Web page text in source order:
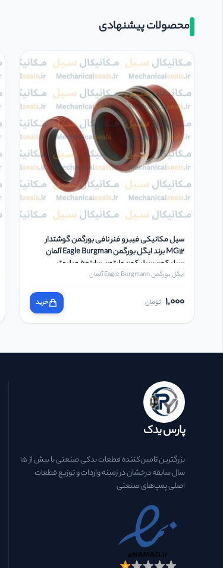
محصولات پیشنهادی
سیل مکانیکی فیبر و فنر نافی بورگمن گوشتدار
MG12 برند ایگل بورگمن Eagle Burgman آلمان
سیلیکون سیلیکون وایتون سایز 50 میلیمتر
ایگل بورگمن Eagle Burgmann آلمان
1,000 تومان خرید
پارس یدک
بزرگترین تامین‌کننده قطعات یدکی صنعتی با بیش از ۱۵
سال سابقه درخشان در زمینه واردات و توزیع قطعات
اصلی پمپ‌های صنعتی